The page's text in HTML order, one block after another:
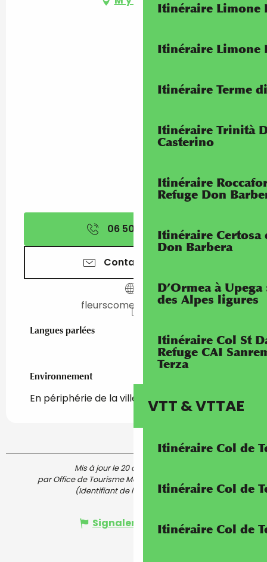
Itinéraire Limone
Itinéraire Limone
Itinéraire Terme
Itinéraire Trinità
Casterino
Itinéraire
Refuge Don
Itinéraire Certosa
Don Barbera
D’Ormea à
des Alpes ligures
Itinéraire Col St
Refuge CAI
Terza
VTT & VTTAE
Itinéraire Col de
Itinéraire Col de
Itinéraire Col de
06 50 83 56▒▒
Contactez-nous
fleurscomestibles06.fr
Langues parlées
Langues parlées
Environnement
Environnement
En périphérie de la ville
Mis à jour le 20 août 2025 à 16:12
par Office de Tourisme Menton, Riviera & Merveilles
(Identifiant de l'offre :
7426549)
Signaler une erreur